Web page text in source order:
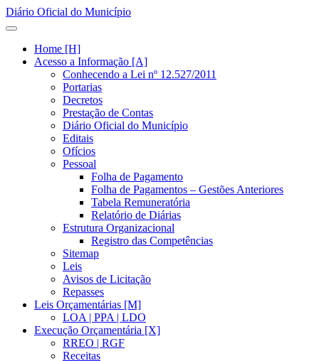
Diário Oficial do Município
Home [H]
Acesso a Informação [A]
Conhecendo a Lei nº 12.527/2011
Portarias
Decretos
Prestação de Contas
Diário Oficial do Município
Editais
Ofícios
Pessoal
Folha de Pagamento
Folha de Pagamentos – Gestões Anteriores
Tabela Remuneratória
Relatório de Diárias
Estrutura Organizacional
Registro das Competências
Sitemap
Leis
Avisos de Licitação
Repasses
Leis Orçamentárias [M]
LOA | PPA | LDO
Execução Orçamentária [X]
RREO | RGF
Receitas